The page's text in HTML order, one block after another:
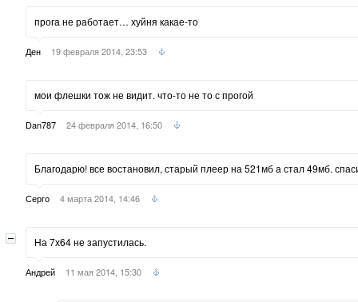
прога не работает… хуйня какае-то
Ден 19 февраля 2014, 23:53
мои флешки тож не видит. что-то не то с прогой
Dan787 24 февраля 2014, 16:50
Благодарю! все востановил, старый плеер на 521мб а стал 49мб.
Серго 4 марта 2014, 14:46
На 7х64 не запустилась.
Андрей 11 мая 2014, 15:30